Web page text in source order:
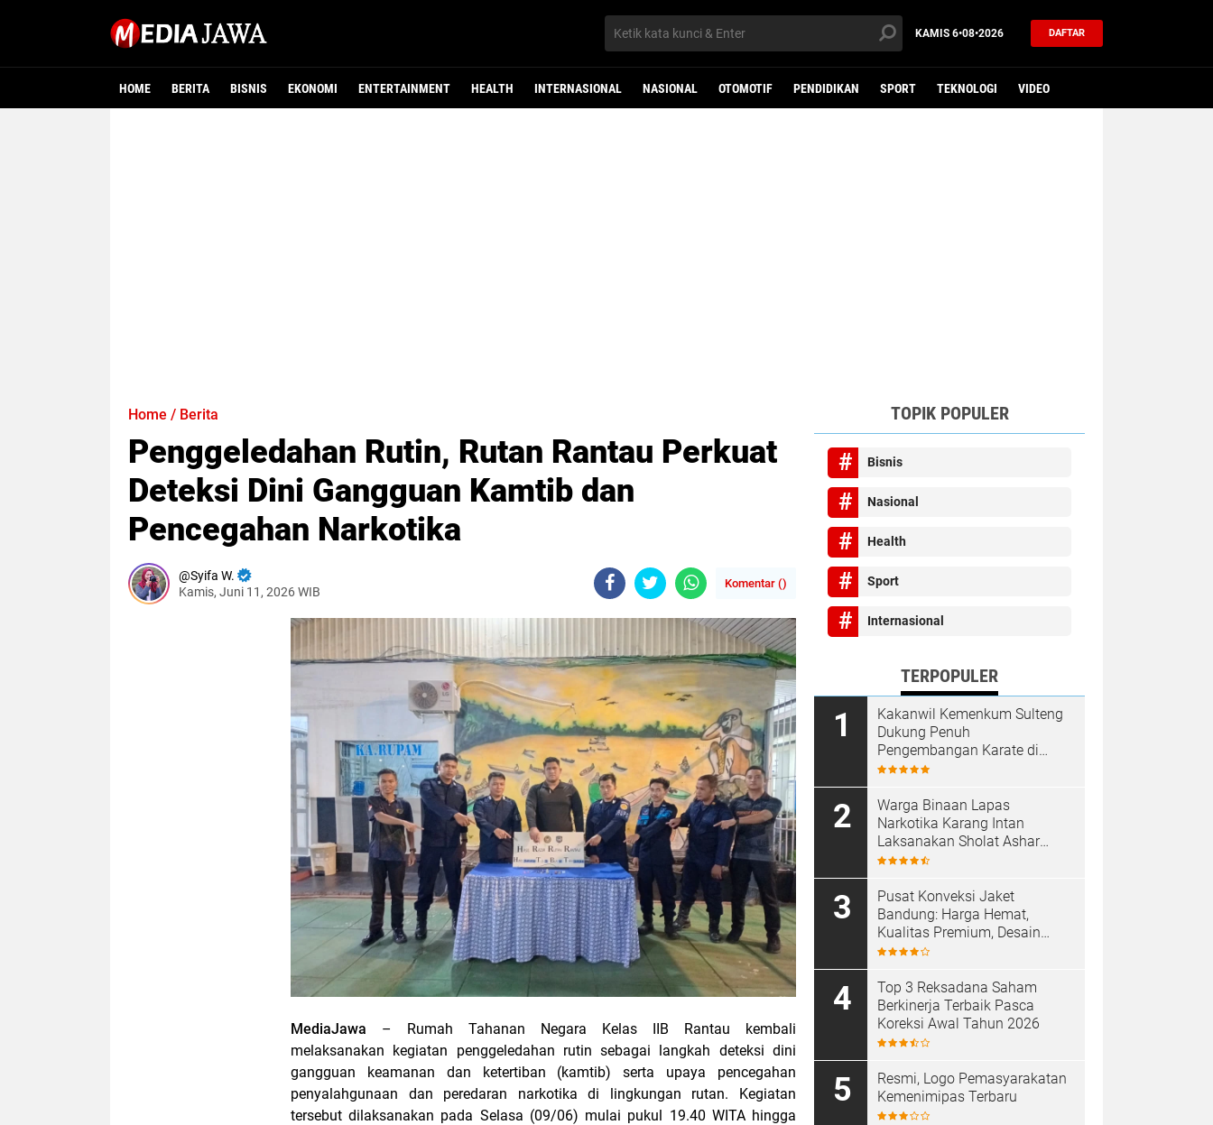
KAMIS 6•08•2026 DAFTAR
HOME BERITA BISNIS EKONOMI ENTERTAINMENT HEALTH INTERNASIONAL NASIONAL OTOMOTIF PENDIDIKAN SPORT TEKNOLOGI VIDEO
Home / Berita
Penggeledahan Rutin, Rutan Rantau Perkuat
Deteksi Dini Gangguan Kamtib dan
Pencegahan Narkotika
Syifa W.
Kamis, Juni 11, 2026 WIB
Komentar ()
MediaJawa – Rumah Tahanan Negara Kelas IIB Rantau kembali
melaksanakan kegiatan penggeledahan rutin sebagai langkah deteksi dini
gangguan keamanan dan ketertiban (kamtib) serta upaya pencegahan
penyalahgunaan dan peredaran narkotika di lingkungan rutan. Kegiatan
tersebut dilaksanakan pada Selasa (09/06) mulai pukul 19.40 WITA hingga
TOPIK POPULER
Bisnis
Nasional
Health
Sport
Internasional
TERPOPULER
Kakanwil Kemenkum Sulteng
Dukung Penuh
Pengembangan Karate di
Bumi Seribu Megalith
Warga Binaan Lapas
Narkotika Karang Intan
Laksanakan Sholat Ashar
Berjamaah di Masjid At-
Pusat Konveksi Jaket
Bandung: Harga Hemat,
Kualitas Premium, Desain
Custom
Top 3 Reksadana Saham
Berkinerja Terbaik Pasca
Koreksi Awal Tahun 2026
Resmi, Logo Pemasyarakatan
Kemenimipas Terbaru